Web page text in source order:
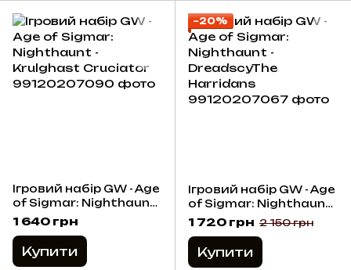
Ігровий набір GW - Age
of Sigmar: Nighthaunt
- Krulghast Cruciator
1 640 грн
Купити
−20%
Ігровий набір GW - Age
of Sigmar: Nighthaunt -
DreadscyThe
Harridans
1 720 грн 2 150 грн
Купити